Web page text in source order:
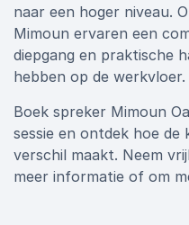
naar een hoger niveau.
Mimoun ervaren een
diepgang en praktische
hebben op de werkvloer.
Boek spreker Mimoun
sessie en ontdek hoe
verschil maakt. Neem
meer informatie of om